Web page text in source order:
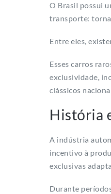
O Brasil possui
transporte:
Entre eles,
Esses carros
exclusividade,
clássicos
História
A indústria
incentivo à
exclusivas
Durante